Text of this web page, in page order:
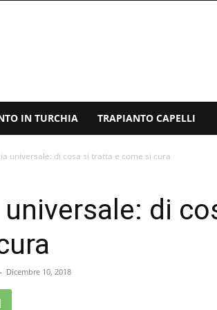
IN TURCHIA TRAPIANTO CAPELLI
universale: di cosa si tratta e come si cura
di
- Dicembre 10, 2018